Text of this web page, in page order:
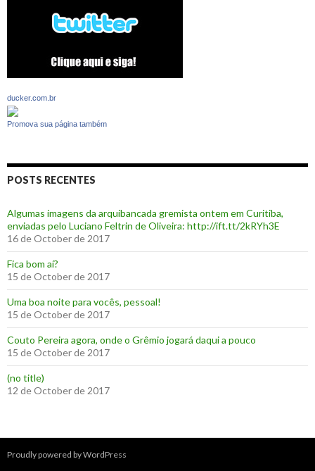
ducker.com.br
Promova sua página também
POSTS RECENTES
Algumas imagens da arquibancada gremista ontem em Curitiba,
enviadas pelo Luciano Feltrin de Oliveira: http://ift.tt/2kRYh3E
16 de October de 2017
‪Fica bom aí?‬
15 de October de 2017
Uma boa noite para vocês, pessoal!
15 de October de 2017
‪Couto Pereira agora, onde o Grêmio jogará daqui a pouco ‬
15 de October de 2017
(no title)
12 de October de 2017
Proudly powered by WordPress